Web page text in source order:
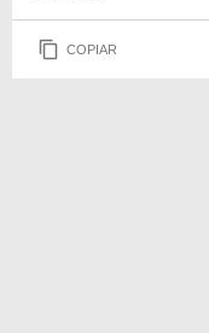
COPIAR